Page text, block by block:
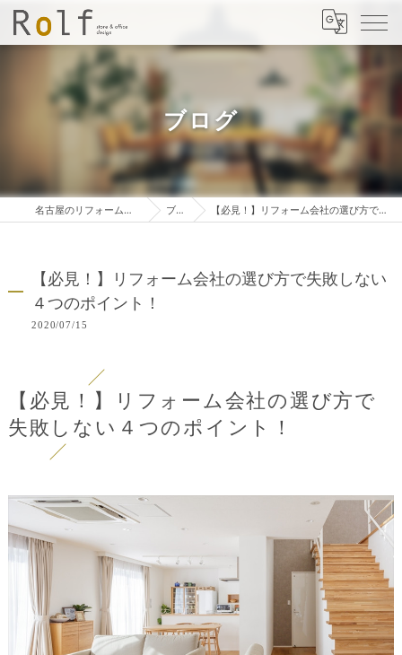
ブログ
名古屋のリフォームは株式会社ロルフ ブログ 【必見！】リフォーム会社の選び方で失敗しない４つのポイント！
【必見！】リフォーム会社の選び方で失敗しない
４つのポイント！
2020/07/15
【必見！】リフォーム会社の選び方で
失敗しない４つのポイント！